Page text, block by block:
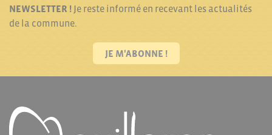
NEWSLETTER ! Je reste informé en recevant les actualités
de la commune.
JE M'ABONNE !